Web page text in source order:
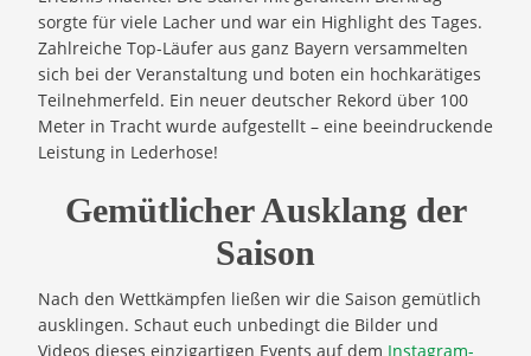
sorgte für viele Lacher und war ein Highlight des Tages.
Zahlreiche Top-Läufer aus ganz Bayern versammelten
sich bei der Veranstaltung und boten ein hochkarätiges
Teilnehmerfeld. Ein neuer deutscher Rekord über 100
Meter in Tracht wurde aufgestellt – eine beeindruckende
Leistung in Lederhose!
Gemütlicher Ausklang der
Saison
Nach den Wettkämpfen ließen wir die Saison gemütlich
ausklingen. Schaut euch unbedingt die Bilder und
Videos dieses einzigartigen Events auf dem Instagram-